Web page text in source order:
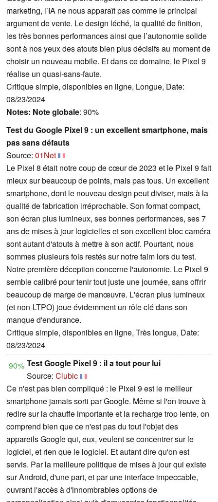
marketing, l’IA ne nous apparaît pas comme le principal
argument de vente. Le design léché, la qualité de finition,
les très bonnes performances ainsi que l’autonomie solide
sont à nos yeux des atouts bien plus décisifs au moment de
choisir un nouveau mobile. Et dans ce domaine, le Pixel 9
réalise un quasi-sans-faute.
Critique simple, disponibles en ligne, Longue, Date:
08/23/2024
Notes: Note globale: 90%
Test du Google Pixel 9 : un excellent smartphone, mais
pas sans défauts
Source: 01Net
Le Pixel 8 était notre coup de cœur de 2023 et le Pixel 9 fait
mieux sur beaucoup de points, mais pas tous. Un excellent
smartphone, dont le nouveau design peut diviser, mais à la
qualité de fabrication irréprochable. Son format compact,
son écran plus lumineux, ses bonnes performances, ses 7
ans de mises à jour logicielles et son excellent bloc caméra
sont autant d'atouts à mettre à son actif. Pourtant, nous
sommes plusieurs fois restés sur notre faim lors du test.
Notre première déception concerne l'autonomie. Le Pixel 9
semble calibré pour tenir tout juste une journée, sans offrir
beaucoup de marge de manœuvre. L'écran plus lumineux
(et non-LTPO) joue évidemment un rôle clé dans son
manque d'endurance.
Critique simple, disponibles en ligne, Très longue, Date:
08/23/2024
90% Test Google Pixel 9 : il a tout pour lui
Source: Clubic
Ce n'est pas bien compliqué : le Pixel 9 est le meilleur
smartphone jamais sorti par Google. Même si l'on trouve à
redire sur la chauffe importante et la recharge trop lente, on
comprend bien que ce n'est pas du tout l'objet des
appareils Google qui, eux, veulent se concentrer sur le
logiciel, et rien que le logiciel. Et autant dire qu'on est
servis. Par la meilleure politique de mises à jour qui existe
sur Android, d'une part, et par une interface impeccable,
ouvrant l'accès à d'innombrables options de